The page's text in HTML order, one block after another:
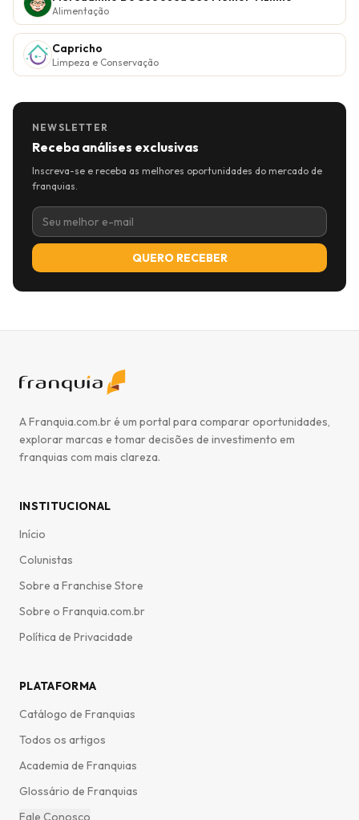
Alimentação
Capricho
Limpeza e Conservação
NEWSLETTER
Receba análises exclusivas
Inscreva-se e receba as melhores oportunidades do mercado de
franquias.
QUERO RECEBER
A Franquia.com.br é um portal para comparar oportunidades,
explorar marcas e tomar decisões de investimento em
franquias com mais clareza.
INSTITUCIONAL
Início
Colunistas
Sobre a Franchise Store
Sobre o Franquia.com.br
Política de Privacidade
PLATAFORMA
Catálogo de Franquias
Todos os artigos
Academia de Franquias
Glossário de Franquias
Fale Conosco